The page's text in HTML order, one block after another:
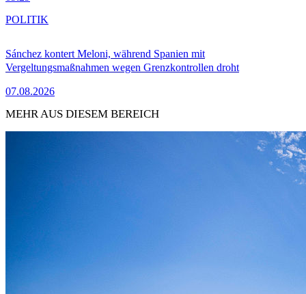
Sánchez kontert Meloni, während Spanien mit
Vergeltungsmaßnahmen wegen Grenzkontrollen droht
07.08.2026
POLITIK
MEHR AUS DIESEM BEREICH